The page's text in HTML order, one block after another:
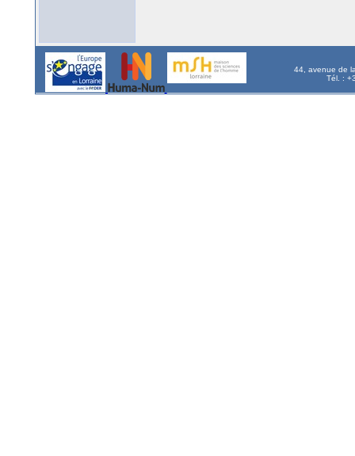
44, avenue de
Tél. :